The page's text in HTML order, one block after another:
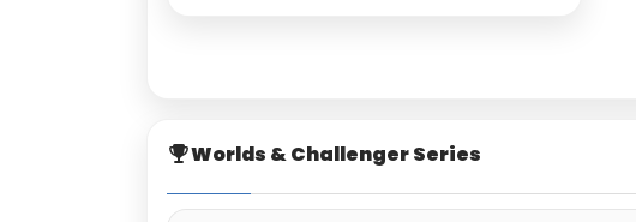
Worlds & Challenger Series